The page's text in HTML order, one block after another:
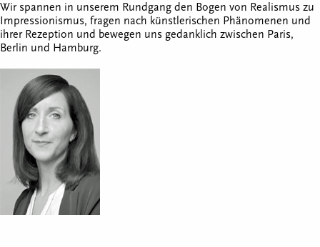
Wir spannen in unserem Rundgang den Bogen von Realismus zu
Impressionismus, fragen nach künstlerischen Phänomenen und
ihrer Rezeption und bewegen uns gedanklich zwischen Paris,
Berlin und Hamburg.